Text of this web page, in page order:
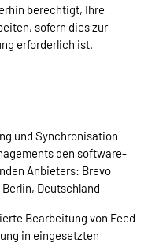
berechtigt, Ihre
sofern dies zur
erforderlich ist.
und Synchronisation
den software-
Anbieters: Brevo
Berlin, Deutschland
Bearbeitung von Feed-
in eingesetzten